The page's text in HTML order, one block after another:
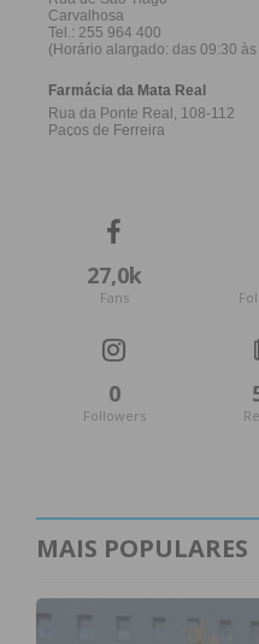
27,0k
Fans
0
Followers
MAIS POPULARES